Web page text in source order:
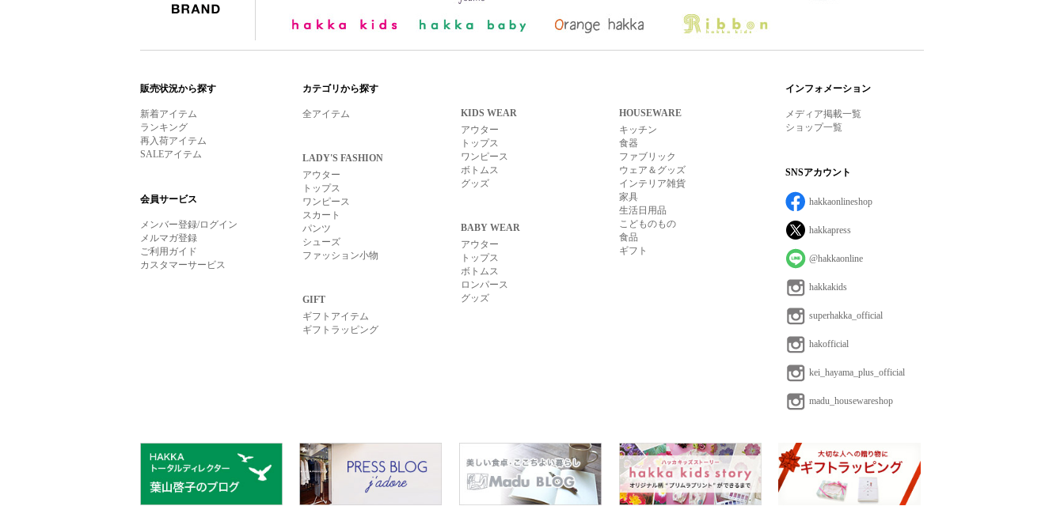
販売状況から探す
新着アイテム
ランキング
再入荷アイテム
SALEアイテム
会員サービス
メンバー登録/ログイン
メルマガ登録
ご利用ガイド
カスタマーサービス
カテゴリから探す
全アイテム
LADY'S FASHION
アウター
トップス
ワンピース
スカート
パンツ
シューズ
ファッション小物
GIFT
ギフトアイテム
ギフトラッピング
KIDS WEAR
アウター
トップス
ワンピース
ボトムス
グッズ
BABY WEAR
アウター
トップス
ボトムス
ロンパース
グッズ
HOUSEWARE
キッチン
食器
ファブリック
ウェア＆グッズ
インテリア雑貨
家具
生活日用品
こどものもの
食品
ギフト
インフォメーション
メディア掲載一覧
ショップ一覧
SNSアカウント
hakkaonlineshop
hakkapress
@hakkaonline
hakkakids
superhakka_official
hakofficial
kei_hayama_plus_official
madu_housewareshop